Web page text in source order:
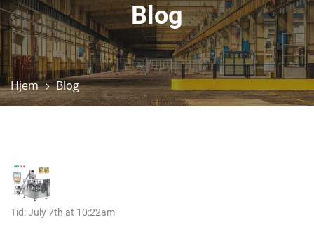
Blog
Hjem Blog
Tid: July 7th at 10:22am